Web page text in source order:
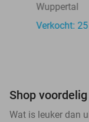
Wuppertal
Verkocht: 25
Shop
Wat is leuker dan